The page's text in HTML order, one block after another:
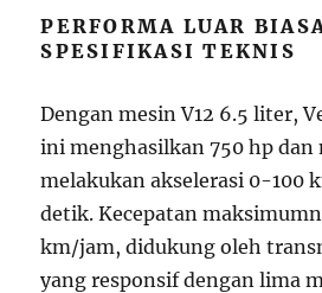
PERFORMA LUAR
SPESIFIKASI TEKNIS
Dengan mesin V12 6.5 liter,
ini menghasilkan 750 hp dan
melakukan akselerasi 0-100
detik. Kecepatan
km/jam, didukung oleh
yang responsif dengan lima